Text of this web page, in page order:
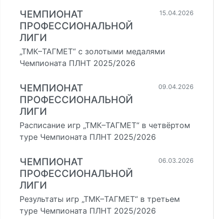
ЧЕМПИОНАТ
ПРОФЕССИОНАЛЬНОЙ
ЛИГИ
15.04.2026
„ТМК–ТАГМЕТ“ с золотыми медалями
Чемпионата ПЛНТ 2025/2026
ЧЕМПИОНАТ
ПРОФЕССИОНАЛЬНОЙ
ЛИГИ
09.04.2026
Расписание игр „ТМК–ТАГМЕТ“ в четвёртом
туре Чемпионата ПЛНТ 2025/2026
ЧЕМПИОНАТ
ПРОФЕССИОНАЛЬНОЙ
ЛИГИ
06.03.2026
Результаты игр „ТМК–ТАГМЕТ“ в третьем
туре Чемпионата ПЛНТ 2025/2026